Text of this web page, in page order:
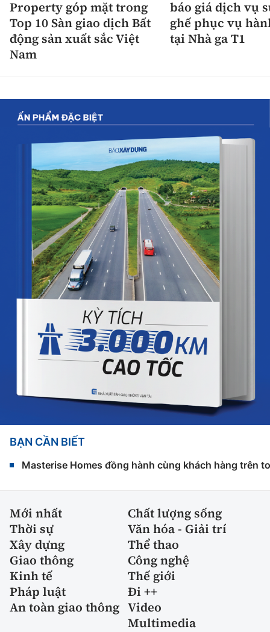
Property góp mặt trong
Top 10 Sàn giao dịch Bất
động sản xuất sắc Việt
Nam
báo giá dịch vụ
ghế phục vụ
tại Nhà ga T1
BẠN CẦN BIẾT
Masterise Homes đồng hành cùng khách hàng trên
Mới nhất
Chất lượng sống
Thời sự
Văn hóa - Giải trí
Xây dựng
Thể thao
Giao thông
Công nghệ
Kinh tế
Thế giới
Pháp luật
Đi ++
An toàn giao thông Video
Multimedia